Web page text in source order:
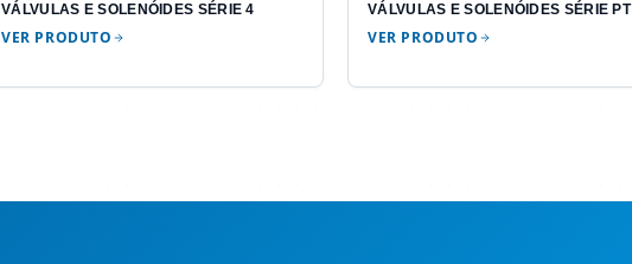
VÁLVULAS E SOLENÓIDES SÉRIE 4
VER PRODUTO
VÁLVULAS E SOLENÓIDES SÉRIE PT
VER PRODUTO